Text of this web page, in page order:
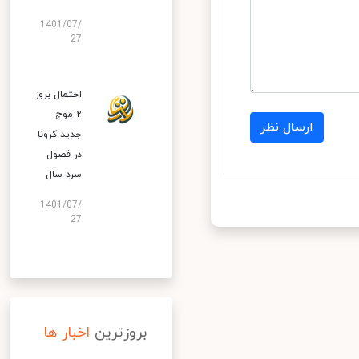
ارسال نظر
1401/07/
27
احتمال بروز
۲ موج
جدید کرونا
در فصول
سرد سال
1401/07/
27
بروزترین اخبار ها